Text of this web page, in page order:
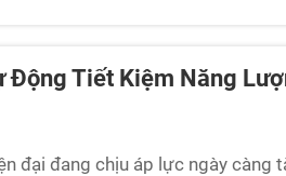
Động Tiết Kiệm Năng
đại đang chịu áp lực ngày càng